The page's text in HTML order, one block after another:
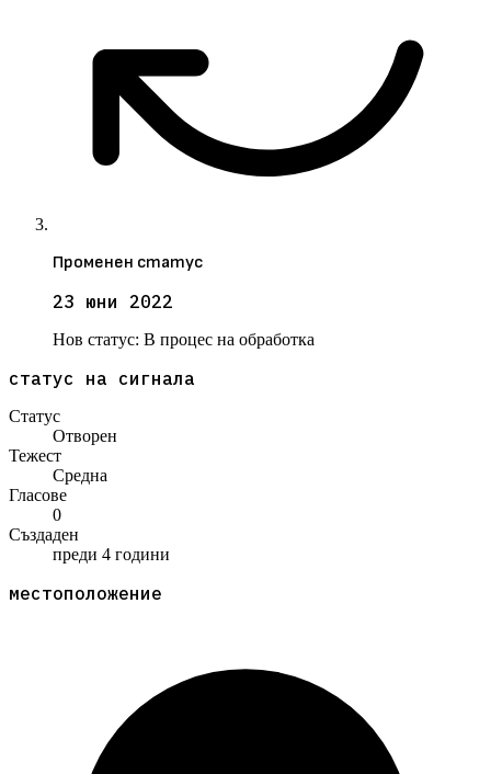
Променен статус
23 юни 2022
Нов статус: В процес на обработка
статус на сигнала
Статус
Отворен
Тежест
Средна
Гласове
0
Създаден
преди 4 години
местоположение